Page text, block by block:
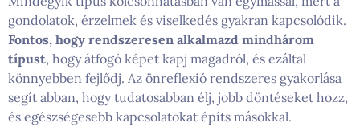
gondolatok, érzelmek és viselkedés gyakran kapcsolódik.
Fontos, hogy rendszeresen alkalmazd mindhárom
típust, hogy átfogó képet kapj magadról, és ezáltal
könnyebben fejlődj. Az önreflexió rendszeres gyakorlása
segít abban, hogy tudatosabban élj, jobb döntéseket hozz,
és egészségesebb kapcsolatokat építs másokkal.